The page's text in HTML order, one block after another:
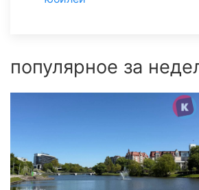
популярное за